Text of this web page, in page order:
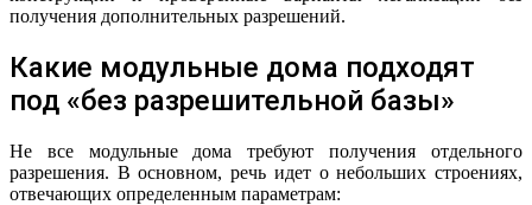
получения дополнительных разрешений.
Какие модульные дома подходят
под «без разрешительной базы»
Не все модульные дома требуют получения отдельного
разрешения. В основном, речь идет о небольших строениях,
отвечающих определенным параметрам: